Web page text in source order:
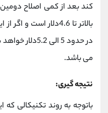
بالاتر تا 4.6دلار است
در حدود 5 الی
می باشد.
نتیجه گیری:
باتوجه به روند تکنیکالی که